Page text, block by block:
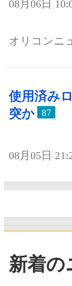
08月06日
オリコンニ
使用済み
突か
87
08月05日
新着の